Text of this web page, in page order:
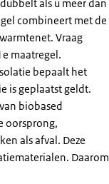
als u meer dan
combineert met de
Vraag
maatregel.
bepaalt het
is geplaatst geldt.
biobased
oorsprong,
als afval. Deze
Daarom